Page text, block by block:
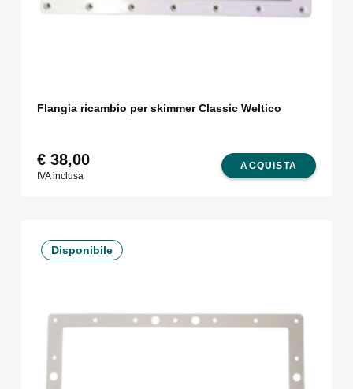
Flangia ricambio per skimmer Classic Weltico
ACQUISTA
€38,00
IVA inclusa
Disponibile